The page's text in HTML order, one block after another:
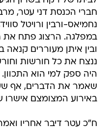
חברי הכנסת דני עטר,
נחמיאס-ורבין ורויטל
במפלגה. הרצוג פתח את
ובין איתן מעוררים
ננצח את כל חורשות
היה ספק למי הוא
שאמר את הדברים, אף
באירוע המצומצם
ח"כ עטר דיבר אחריו